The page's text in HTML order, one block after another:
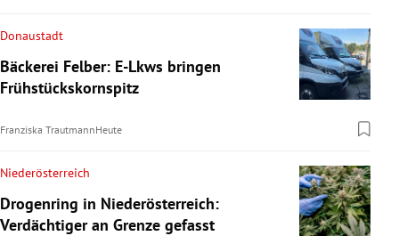
Donaustadt
Bäckerei Felber: E-Lkws bringen
Frühstückskornspitz
Franziska TrautmannHeute
Niederösterreich
Drogenring in Niederösterreich:
Verdächtiger an Grenze gefasst